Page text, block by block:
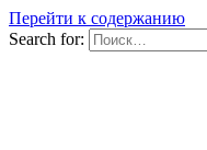
Перейти к содержанию
Search for: